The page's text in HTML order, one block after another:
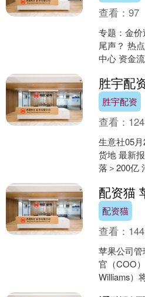
查看：97
专题：金
尾声？ 热
中心 资金
金融手段
胜宇配资
查看： 124
生意社05
货地 最新
落＞200亿
配资猫
查看： 144
苹果公司
官（COO
Williams）